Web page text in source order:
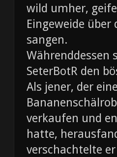
wild umher,
Eingeweide
sangen.
Währenddessen
SeterBotR den
Als jener, der
verkaufen und
hatte,
verschachtelte